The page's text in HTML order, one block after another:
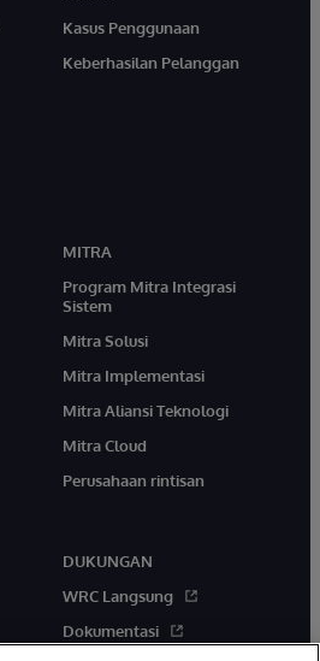
Kasus Penggunaan
Keberhasilan Pelanggan
MITRA
Program Mitra Integrasi
Sistem
Mitra Solusi
Mitra Implementasi
Mitra Aliansi Teknologi
Mitra Cloud
Perusahaan rintisan
DUKUNGAN
WRC Langsung
Dokumentasi